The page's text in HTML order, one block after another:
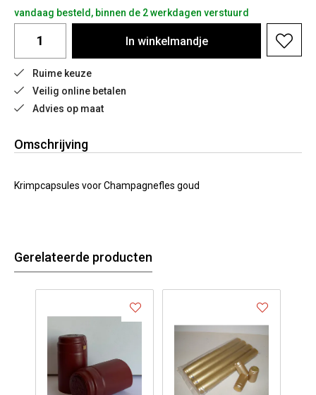
vandaag besteld, binnen de 2 werkdagen verstuurd
In winkelmandje
Ruime keuze
Veilig online betalen
Advies op maat
Omschrijving
Krimpcapsules voor Champagnefles goud
Gerelateerde producten